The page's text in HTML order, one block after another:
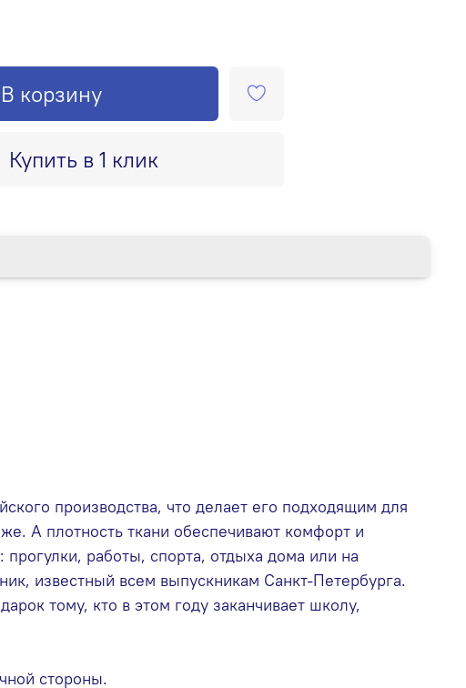
В корзину
Купить в 1 клик
производства, что делает его подходящим для
А плотность ткани обеспечивают комфорт и
работы, спорта, отдыха дома или на
известный всем выпускникам Санкт-Петербурга.
тому, кто в этом году заканчивает школу,
стороны.